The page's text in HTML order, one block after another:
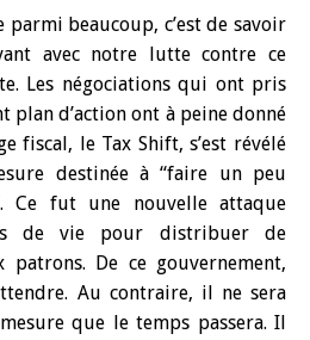
parmi beaucoup, c’est de savoir
avec notre lutte contre ce
Les négociations qui ont pris
plan d’action ont à peine donné
fiscal, le Tax Shift, s’est révélé
destinée à “faire un peu
Ce fut une nouvelle attaque
de vie pour distribuer de
patrons. De ce gouvernement,
Au contraire, il ne sera
que le temps passera. Il